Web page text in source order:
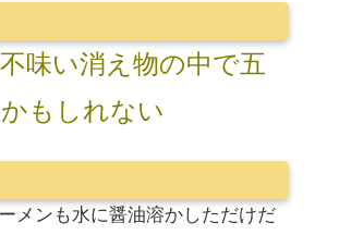
味い消え物の中で五
もしれない
メンも水に醤油溶かしただけだ